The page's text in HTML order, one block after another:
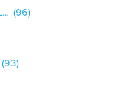
PBS / Belletristik/Erzählende Literatur (96)
(93)